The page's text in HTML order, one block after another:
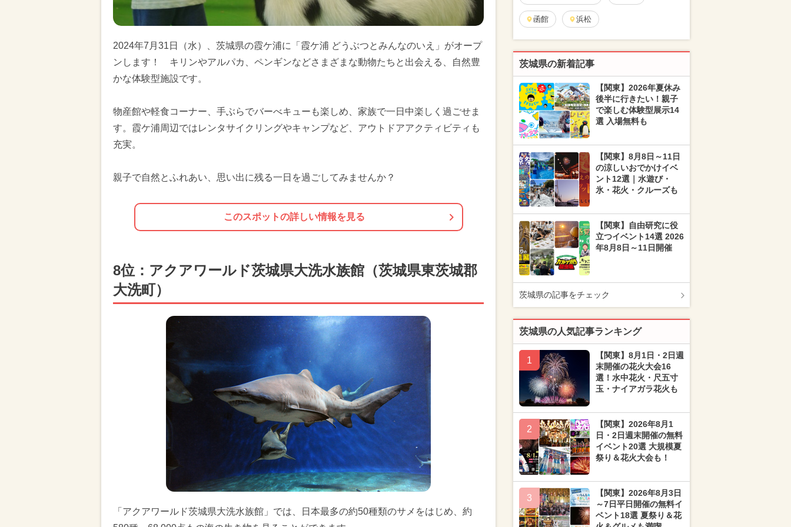
2024年7月31日（水）、茨城県の霞ケ浦に「霞ケ浦 どうぶつとみんなのいえ」がオープ
ンします！ キリンやアルパカ、ペンギンなどさまざまな動物たちと出会える、自然豊
かな体験型施設です。
物産館や軽食コーナー、手ぶらでバーべキューも楽しめ、家族で一日中楽しく過ごせま
す。霞ケ浦周辺ではレンタサイクリングやキャンプなど、アウトドアアクティビティも
充実。
親子で自然とふれあい、思い出に残る一日を過ごしてみませんか？
このスポットの詳しい情報を見る
8位：アクアワールド茨城県大洗水族館（茨城県東茨城郡
大洗町）
「アクアワールド茨城県大洗水族館」では、日本最多の約50種類のサメをはじめ、約
函館 浜松
茨城県の新着記事
【関東】2026年夏休み
後半に行きたい！親子
で楽しむ体験型展示14
選 入場無料も
【関東】8月8日～11日
の涼しいおでかけイベ
ント12選｜水遊び・
氷・花火・クルーズも
【関東】自由研究に役
立つイベント14選 2026
年8月8日～11日開催
茨城県の記事をチェック
茨城県の人気記事ランキング
1
【関東】8月1日・2日週
末開催の花火大会16
選！水中花火・尺五寸
玉・ナイアガラ花火も
2
【関東】2026年8月1
日・2日週末開催の無料
イベント20選 大規模夏
祭り＆花火大会も！
3
【関東】2026年8月3日
～7日平日開催の無料イ
ベント18選 夏祭り＆花